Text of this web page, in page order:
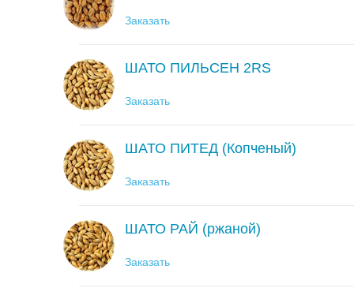
Заказать
ШАТО ПИЛЬСЕН 2RS
Заказать
ШАТО ПИТЕД (Копченый)
Заказать
ШАТО РАЙ (ржаной)
Заказать